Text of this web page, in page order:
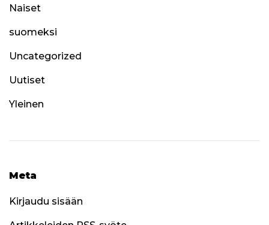
Naiset
suomeksi
Uncategorized
Uutiset
Yleinen
Meta
Kirjaudu sisään